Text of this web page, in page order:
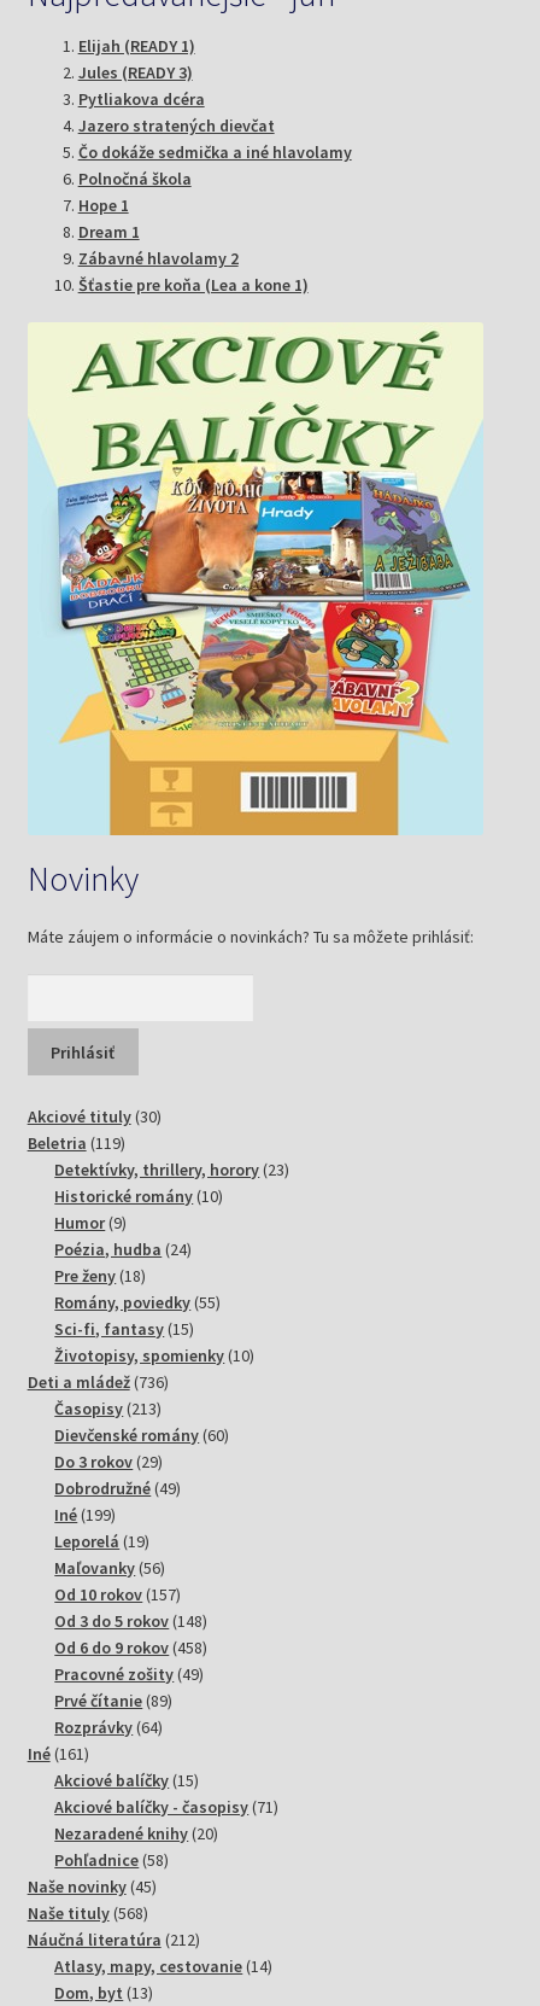
Elijah (READY 1)
Jules (READY 3)
Pytliakova dcéra
Jazero stratených dievčat
Čo dokáže sedmička a iné hlavolamy
Polnočná škola
Hope 1
Dream 1
Zábavné hlavolamy 2
Šťastie pre koňa (Lea a kone 1)
Novinky
Máte záujem o informácie o novinkách? Tu sa môžete prihlásiť:
Akciové tituly 3030
Beletria 119119
produktov
Detektívky, thrillery, horory 2323
Historické romány 1010
Humor 99
produktov
Poézia, hudba 2424
Pre ženy 1818
produktov
Romány, poviedky 5555
Sci-fi, fantasy 1515
produktov
Životopisy, spomienky 1010
Deti a mládež 736736
Časopisy 213213
produktov
Dievčenské romány 6060
Do 3 rokov 2929
produktov
Dobrodružné 4949
Iné 199199
produktov
Leporelá 1919
produktov
Maľovanky 5656
produktov
Od 10 rokov 157157
produktov
Od 3 do 5 rokov 148148
produktov
Od 6 do 9 rokov 458458
produktov
Pracovné zošity 4949
Prvé čítanie 8989
Rozprávky 6464
Iné 161161
produktov
Akciové balíčky 1515
produktov
Akciové balíčky - časopisy 7171
Nezaradené knihy 2020
Pohľadnice 5858
Naše novinky 4545
Naše tituly 568568
produktov
Náučná literatúra 212212
produktov
Atlasy, mapy, cestovanie 1414
Dom, byt 1313